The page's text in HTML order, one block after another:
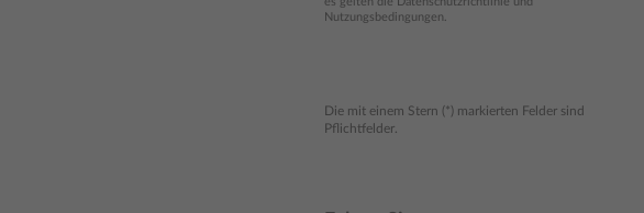
Nutzungsbedingungen
Die mit einem Stern (*) markierten Felder sind
Pflichtfelder.